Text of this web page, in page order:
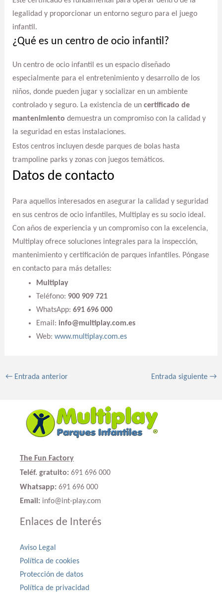
legalidad y proporcionar un entorno seguro para el juego
infantil.
¿Qué es un centro de ocio infantil?
Un centro de ocio infantil es un espacio diseñado
especialmente para el entretenimiento y desarrollo de los
niños, donde pueden jugar y socializar en un ambiente
controlado y seguro. La existencia de un certificado de
mantenimiento demuestra un compromiso con la calidad y
la seguridad en estas instalaciones.
Estos centros incluyen desde parques de bolas hasta
trampoline parks y zonas con juegos temáticos.
Datos de contacto
Para aquellos interesados en asegurar la calidad y seguridad
en sus centros de ocio infantiles, Multiplay es su socio ideal.
Con años de experiencia y un compromiso con la excelencia,
Multiplay ofrece soluciones integrales para la inspección,
mantenimiento y certificación de parques infantiles. Póngase
en contacto para más detalles:
Multiplay
Teléfono: 900 909 721
WhatsApp: 691 696 000
Email: info@multiplay.com.es
Web: www.multiplay.com.es
←Entrada anterior Entrada siguiente→
The Fun Factory
Teléf. gratuito: 691 696 000
Whatsapp: 691 696 000
Email: info@int-play.com
Enlaces de Interés
Aviso Legal
Política de cookies
Protección de datos
Política de privacidad